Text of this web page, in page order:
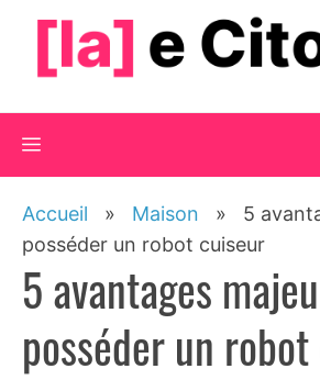
contenu
Menu
Accueil » Maison » 5
posséder un robot cuiseur
5 avantages
posséder un